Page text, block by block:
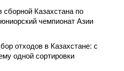
сборной Казахстана по
чемпионат Азии
отходов в Казахстане: с
одной сортировки